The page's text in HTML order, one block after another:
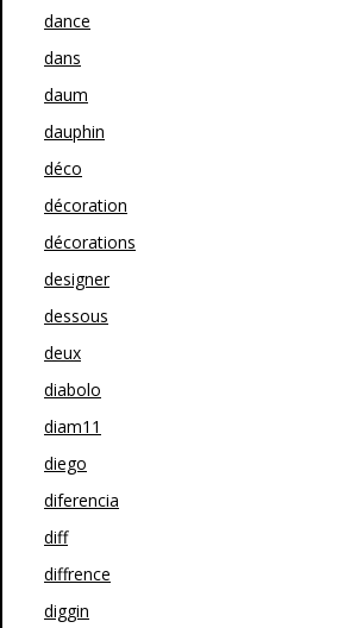
dance
dans
daum
dauphin
déco
décoration
décorations
designer
dessous
deux
diabolo
diam11
diego
diferencia
diff
diffrence
diggin